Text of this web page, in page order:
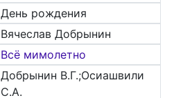
День рождения
Вячеслав Добрынин
Всё мимолетно
Добрынин В.Г.;Осиашвили
С.А.